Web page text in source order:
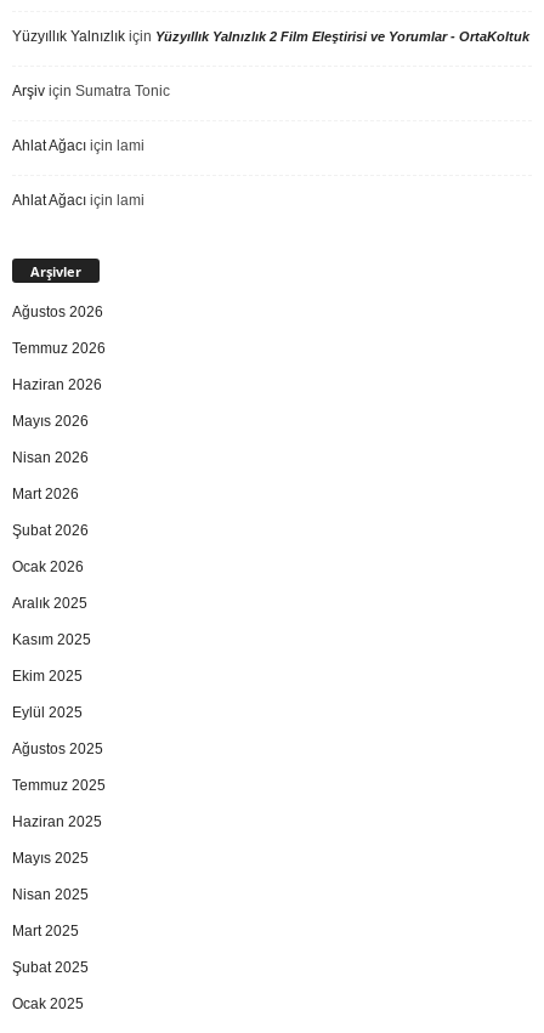
Yüzyıllık Yalnızlık için Yüzyıllık Yalnızlık 2 Film Eleştirisi ve Yorumlar - OrtaKoltuk
Arşiv için Sumatra Tonic
Ahlat Ağacı için lami
Ahlat Ağacı için lami
Arşivler
Ağustos 2026
Temmuz 2026
Haziran 2026
Mayıs 2026
Nisan 2026
Mart 2026
Şubat 2026
Ocak 2026
Aralık 2025
Kasım 2025
Ekim 2025
Eylül 2025
Ağustos 2025
Temmuz 2025
Haziran 2025
Mayıs 2025
Nisan 2025
Mart 2025
Şubat 2025
Ocak 2025